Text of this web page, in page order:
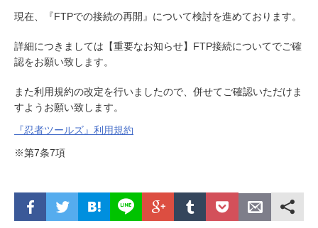
現在、『FTPでの接続の再開』について検討を進めております。
詳細につきましては【重要なお知らせ】FTP接続についてでご確
認をお願い致します。
また利用規約の改定を行いましたので、併せてご確認いただけま
すようお願い致します。
『忍者ツールズ』利用規約
※第7条7項